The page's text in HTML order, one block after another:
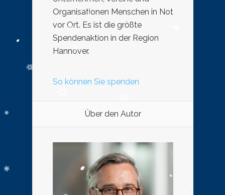
Organisationen Menschen in Not
vor Ort. Es ist die größte
Spendenaktion in der Region
Hannover.
So können Sie spenden
Über den Autor